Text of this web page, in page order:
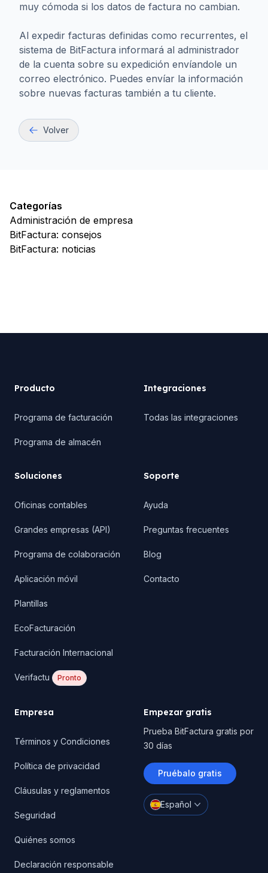
muy cómoda si los datos de factura no cambian.
Al expedir facturas definidas como recurrentes, el
sistema de BitFactura informará al administrador
de la cuenta sobre su expedición envíandole un
correo electrónico. Puedes envíar la información
sobre nuevas facturas también a tu cliente.
Volver
Categorías
Administración de empresa
BitFactura: consejos
BitFactura: noticias
Producto
Programa de facturación
Programa de almacén
Integraciones
Todas las integraciones
Soluciones
Oficinas contables
Grandes empresas (API)
Programa de colaboración
Aplicación móvil
Plantillas
EcoFacturación
Facturación Internacional
Verifactu Pronto
Soporte
Ayuda
Preguntas frecuentes
Blog
Contacto
Empresa
Términos y Condiciones
Política de privacidad
Cláusulas y reglamentos
Seguridad
Quiénes somos
Declaración responsable
Empezar gratis
Prueba BitFactura gratis por
30 días
Pruébalo gratis
Español